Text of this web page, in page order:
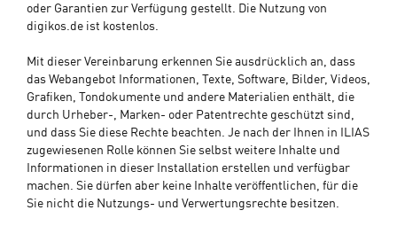
oder Garantien zur Verfügung gestellt. Die Nutzung von
digikos.de ist kostenlos.
Mit dieser Vereinbarung erkennen Sie ausdrücklich an, dass
das Webangebot Informationen, Texte, Software, Bilder, Videos,
Grafiken, Tondokumente und andere Materialien enthält, die
durch Urheber-, Marken- oder Patentrechte geschützt sind,
und dass Sie diese Rechte beachten. Je nach der Ihnen in ILIAS
zugewiesenen Rolle können Sie selbst weitere Inhalte und
Informationen in dieser Installation erstellen und verfügbar
machen. Sie dürfen aber keine Inhalte veröffentlichen, für die
Sie nicht die Nutzungs- und Verwertungsrechte besitzen.